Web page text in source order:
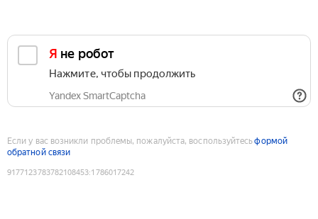
Я не робот
Нажмите, чтобы продолжить
Yandex SmartCaptcha
Если у вас возникли проблемы, пожалуйста, воспользуйтесьформой
обратной связи
9177123783782108453:1786017242